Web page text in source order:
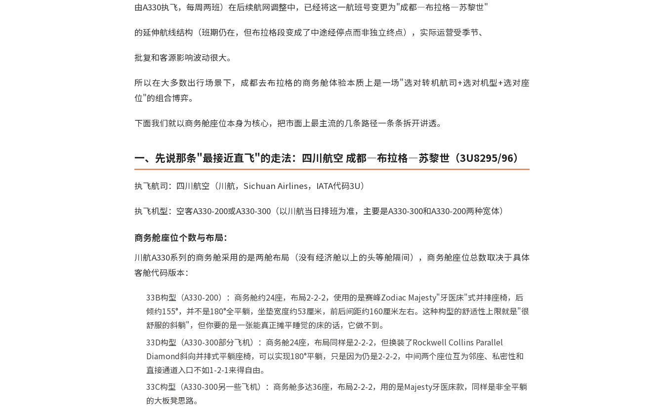
由A330执飞，每周两班）在后续航网调整中，已经将这一航班号变更为"成都—布拉格—苏黎世"
的延伸航线结构（班期仍在，但布拉格段变成了中途经停点而非独立终点），实际运营受季节、
批复和客源影响波动很大。
所以在大多数出行场景下，成都去布拉格的商务舱体验本质上是一场"选对转机航司+选对机型+选对座
位"的组合博弈。
下面我们就以商务舱座位本身为核心，把市面上最主流的几条路径一条条拆开讲透。
一、先说那条"最接近直飞"的走法：四川航空 成都—布拉格—苏黎世（3U8295/96）
执飞航司：四川航空（川航，Sichuan Airlines，IATA代码3U）
执飞机型：空客A330-200或A330-300（以川航当日排班为准，主要是A330-300和A330-200两种宽体）
商务舱座位个数与布局：
川航A330系列的商务舱采用的是两舱布局（没有经济舱以上的头等舱隔间），商务舱座位总数取决于具体
客舱代码版本：
33B构型（A330-200）：商务舱约24座，布局2-2-2，使用的是赛峰Zodiac Majesty"牙医床"式并排座椅，后
倾约155°，并不是180°全平躺，坐垫宽度约53厘米，前后间距约160厘米左右。这种构型的舒适性上限就是"很
舒服的斜躺"，但你要的是一张能真正摊平睡觉的床的话，它做不到。
33D构型（A330-300部分飞机）：商务舱24座，布局同样是2-2-2，但换装了Rockwell Collins Parallel
Diamond斜向并排式平躺座椅，可以实现180°平躺，只是因为仍是2-2-2，中间两个座位互为邻座、私密性和
直接通道入口不如1-2-1来得自由。
33C构型（A330-300另一些飞机）：商务舱多达36座，布局2-2-2，用的是Majesty牙医床款，同样是非全平躺
的大板凳思路。